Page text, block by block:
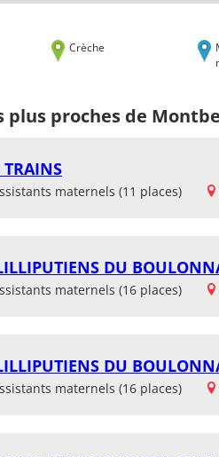
Crèche
plus proches de
TRAINS
maternels (11 places)
DU
maternels (16 places)
DU
maternels (16 places)